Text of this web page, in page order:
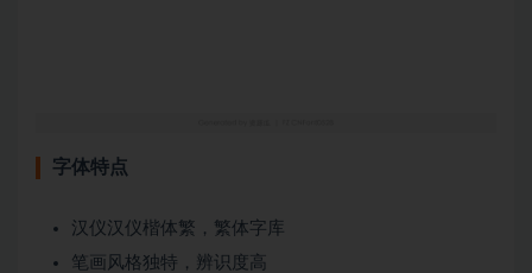
字体特点
汉仪汉仪楷体繁，繁体字库
笔画风格独特，辨识度高